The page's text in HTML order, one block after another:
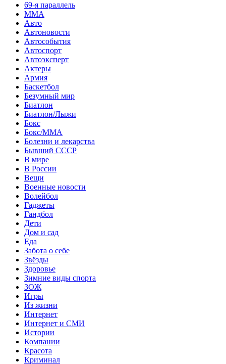
69-я параллель
MMA
Авто
Автоновости
Автособытия
Автоспорт
Автоэксперт
Актеры
Армия
Баскетбол
Безумный мир
Биатлон
Биатлон/Лыжи
Бокс
Бокс/MMA
Болезни и лекарства
Бывший СССР
В мире
В России
Вещи
Военные новости
Волейбол
Гаджеты
Гандбол
Дети
Дом и сад
Еда
Забота о себе
Звёзды
Здоровье
Зимние виды спорта
ЗОЖ
Игры
Из жизни
Интернет
Интернет и СМИ
Истории
Компании
Красота
Криминал